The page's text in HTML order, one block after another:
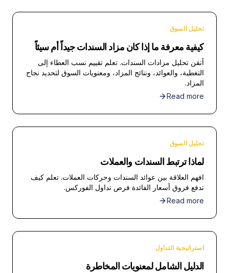
تحليل السوق
كيفية معرفة ما إذا كان مزاد السندات جيداً أم سيئاً
أتقن تحليل مزادات السندات. تعلم تقييم نسب العطاء إلى
التغطية، والعوائد، ونتائج المزاد، ومعنويات السوق لتحديد نجاح
المزاد.
Read more
تحليل السوق
لماذا ترتبط السندات والعملات
افهم العلاقة بين عوائد السندات وحركات العملات. تعلم كيف
تدفع فروق أسعار الفائدة فرص تداول الفوركس.
Read more
استراتيجية التداول
الدليل الشامل لمعنويات المخاطرة